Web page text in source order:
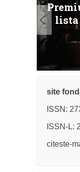
lista
site
ISSN:
ISSN-L:
citeste-